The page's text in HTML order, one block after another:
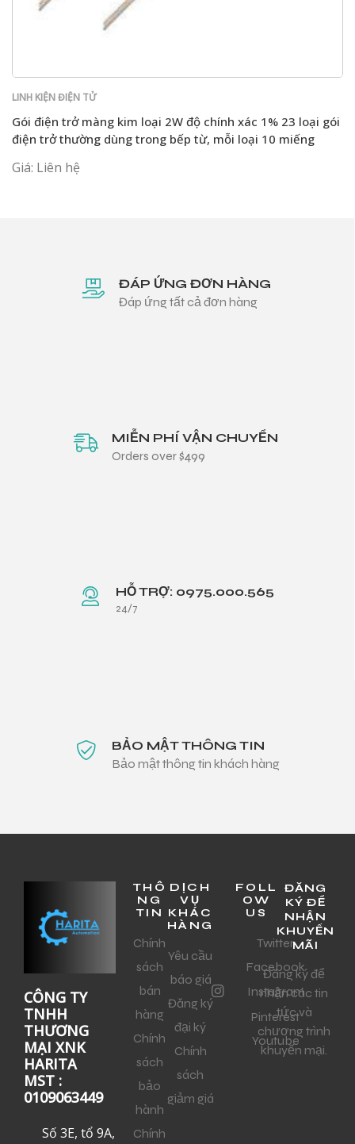
LINH KIỆN ĐIỆN TỬ
Gói điện trở màng kim loại 2W độ chính xác 1% 23 loại gói
điện trở thường dùng trong bếp từ, mỗi loại 10 miếng
Giá: Liên hệ
ĐÁP ỨNG ĐƠN HÀNG
Đáp ứng tất cả đơn hàng
MIỄN PHÍ VẬN CHUYỂN
Orders over $499
HỖ TRỢ: 0975.000.565
24/7
BẢO MẬT THÔNG TIN
Bảo mật thông tin khách hàng
CÔNG TY
TNHH
THƯƠNG
MẠI XNK
HARITA
MST :
0109063449
Số 3E, tổ 9A,
THÔ
NG
TIN
Chính
sách
bán
hàng
Chính
sách
bảo
hành
Chính
DỊCH
VỤ
KHÁC
HÀNG
Yêu cầu
báo giá
Đăng ký
đại ký
Chính
sách
giảm giá
FOLL
OW
US
Twitter
Facebook
Instagram
Pinterest
Youtube
ĐĂNG
KÝ ĐỂ
NHẬN
KHUYẾN
MÃI
Đăng ký để
nhận các tin
tức và
chương trình
khuyến mại.